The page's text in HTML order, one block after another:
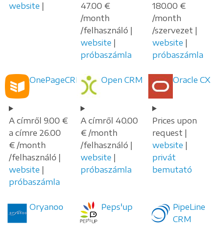
website |
47.00 €
/month
/felhasználó |
website |
próbaszámla
180.00 €
/month
/szervezet |
website |
próbaszámla
OnePageCRM
A címről 9.00 €
a címre 26.00
€ /month
/felhasználó |
website |
próbaszámla
Open CRM
A címről 40.00
€ /month
/felhasználó |
website |
próbaszámla
Oracle CX
Prices upon
request |
website |
privát
bemutató
Oryanoo Peps'up
PipeLine
CRM